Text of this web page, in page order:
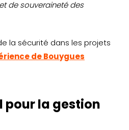
de souveraineté des
la sécurité dans les projets
de Bouygues
pour la gestion